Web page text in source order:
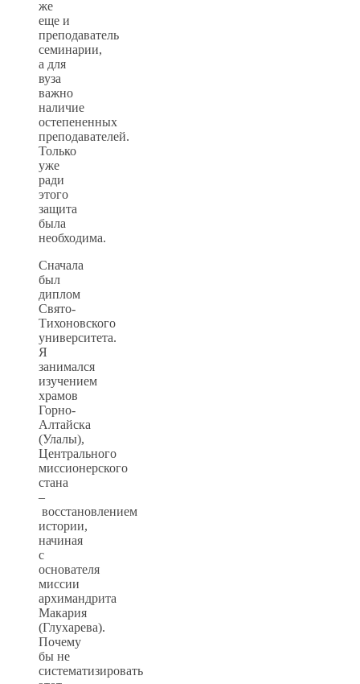
же
еще и
преподаватель
семинарии,
а для
вуза
важно
наличие
остепененных
преподавателей.
Только
уже
ради
этого
защита
была
необходима.
Сначала
был
диплом
Свято-
Тихоновского
университета.
Я
занимался
изучением
храмов
Горно-
Алтайска
(Улалы),
Центрального
миссионерского
стана
–
восстановлением
истории,
начиная
с
основателя
миссии
архимандрита
Макария
(Глухарева).
Почему
бы не
систематизировать